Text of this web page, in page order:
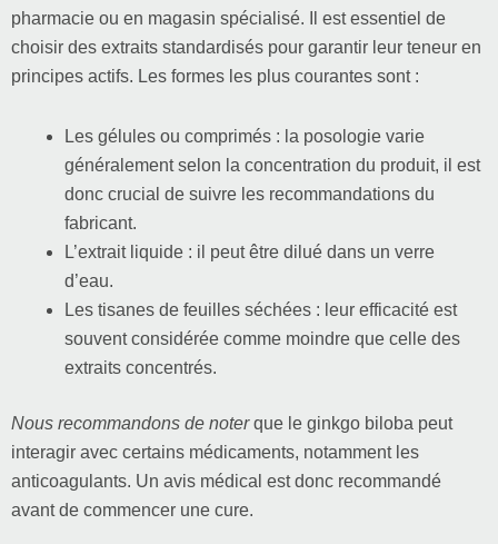
pharmacie ou en magasin spécialisé. Il est essentiel de
choisir des extraits standardisés pour garantir leur teneur en
principes actifs. Les formes les plus courantes sont :
Les gélules ou comprimés : la posologie varie
généralement selon la concentration du produit, il est
donc crucial de suivre les recommandations du
fabricant.
L’extrait liquide : il peut être dilué dans un verre
d’eau.
Les tisanes de feuilles séchées : leur efficacité est
souvent considérée comme moindre que celle des
extraits concentrés.
Nous recommandons de noterque le ginkgo biloba peut
interagir avec certains médicaments, notamment les
anticoagulants. Un avis médical est donc recommandé
avant de commencer une cure.